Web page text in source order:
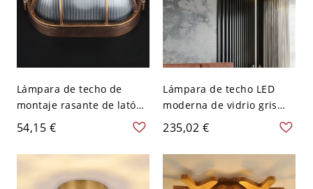
Lámpara de techo de
montaje rasante de latón
geométrico con pantalla
de vidrio prismático para
uso residencial moderno -
110 A 120 V
54,15 €
Lámpara de techo LED
moderna de vidrio gris
con pantalla acrílica
prismática - 110 A 120 V
Natural
235,02 €